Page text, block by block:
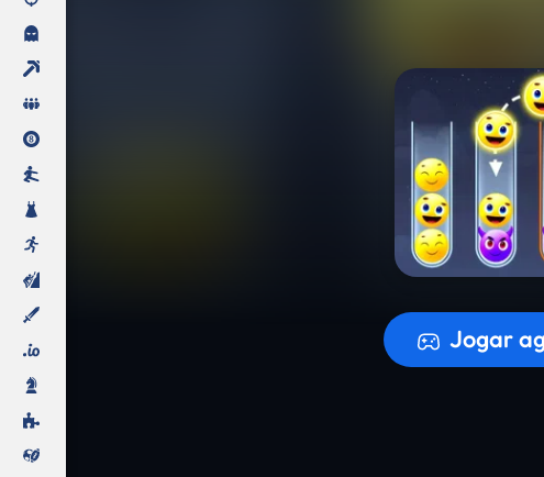
Jogar
A preparar o